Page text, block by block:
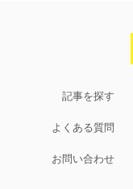
記事を探す
よくある質問
お問い合わせ